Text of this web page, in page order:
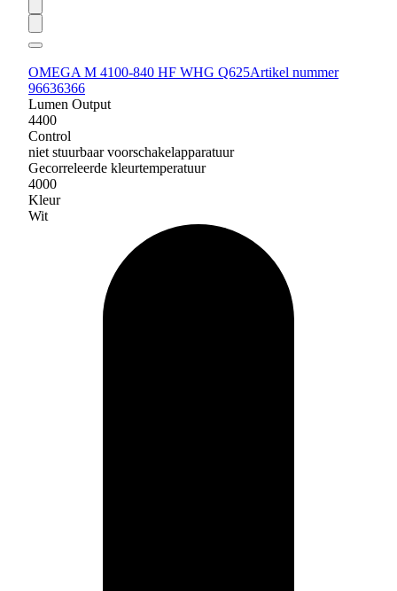
OMEGA M 4100-840 HF WHG Q625Artikel nummer
96636366
Lumen Output
4400
Control
niet stuurbaar voorschakelapparatuur
Gecorreleerde kleurtemperatuur
4000
Kleur
Wit